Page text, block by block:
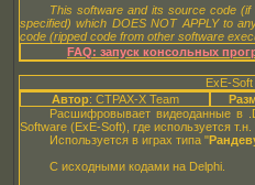
This software and its source code
specified) which DOES NOT APPLY to
code (ripped code from other software
FAQ: запуск консольных
ExE-
Автор: CTPAX-X Team
Расшифровывает видеоданные в
Software (ExE-Soft), где используется т.н.
Используется в играх типа "
С исходными кодами на Delphi.